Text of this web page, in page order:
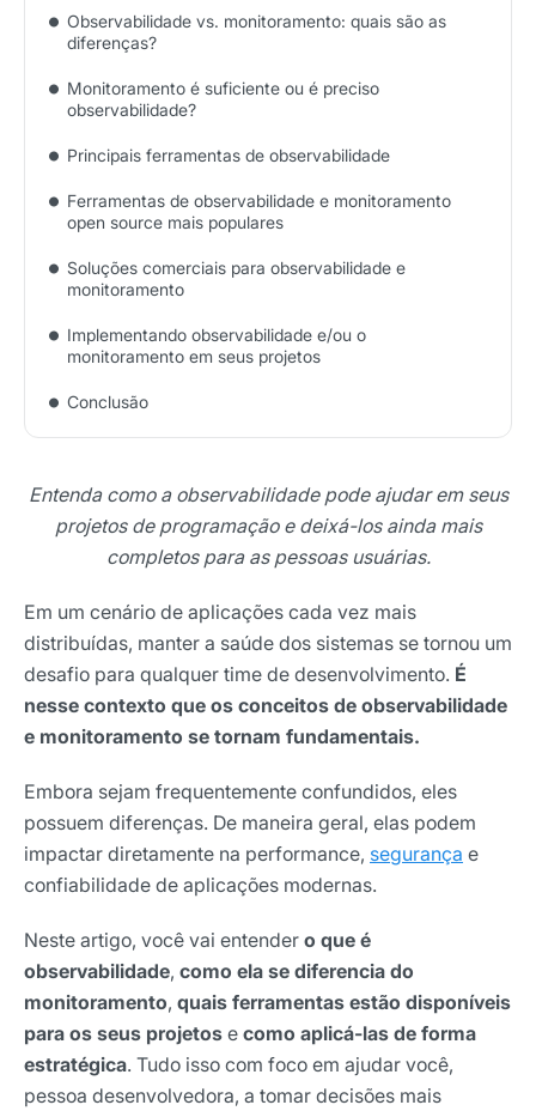
Observabilidade vs. monitoramento: quais são as
diferenças?
Monitoramento é suficiente ou é preciso
observabilidade?
Principais ferramentas de observabilidade
Ferramentas de observabilidade e monitoramento
open source mais populares
Soluções comerciais para observabilidade e
monitoramento
Implementando observabilidade e/ou o
monitoramento em seus projetos
Conclusão
Entenda como a observabilidade pode ajudar em seus
projetos de programação e deixá-los ainda mais
completos para as pessoas usuárias.
Em um cenário de aplicações cada vez mais
distribuídas, manter a saúde dos sistemas se tornou um
desafio para qualquer time de desenvolvimento. É
nesse contexto que os conceitos de observabilidade
e monitoramento se tornam fundamentais.
Embora sejam frequentemente confundidos, eles
possuem diferenças. De maneira geral, elas podem
impactar diretamente na performance, segurança e
confiabilidade de aplicações modernas.
Neste artigo, você vai entender o que é
observabilidade, como ela se diferencia do
monitoramento, quais ferramentas estão disponíveis
para os seus projetos e como aplicá-las de forma
estratégica. Tudo isso com foco em ajudar você,
pessoa desenvolvedora, a tomar decisões mais